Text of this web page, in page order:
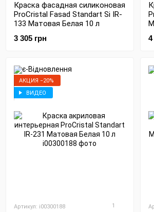
Краска фасадная силиконовая
ProCristal Fasad Standart Si IR-
133 Матовая Белая 10 л
3 305 грн 4
АКЦИЯ −20%
ВИДЕО
Артикул: i00300188 1